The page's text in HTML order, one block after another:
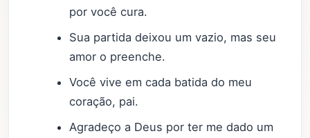
por você cura.
Sua partida deixou um vazio, mas seu
amor o preenche.
Você vive em cada batida do meu
coração, pai.
Agradeço a Deus por ter me dado um